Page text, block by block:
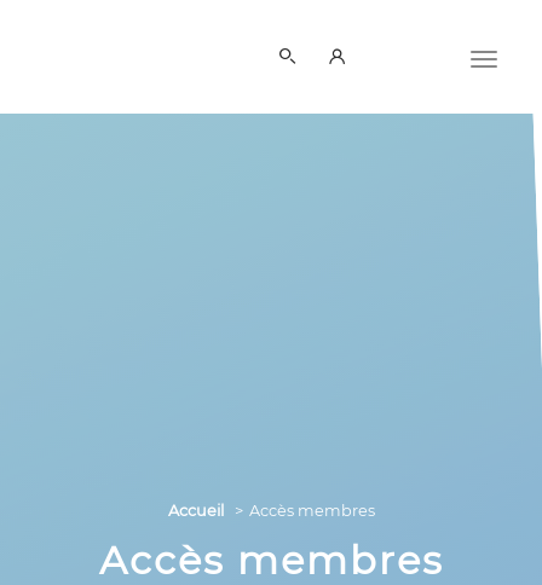
Accueil Accès membres
Accès membres